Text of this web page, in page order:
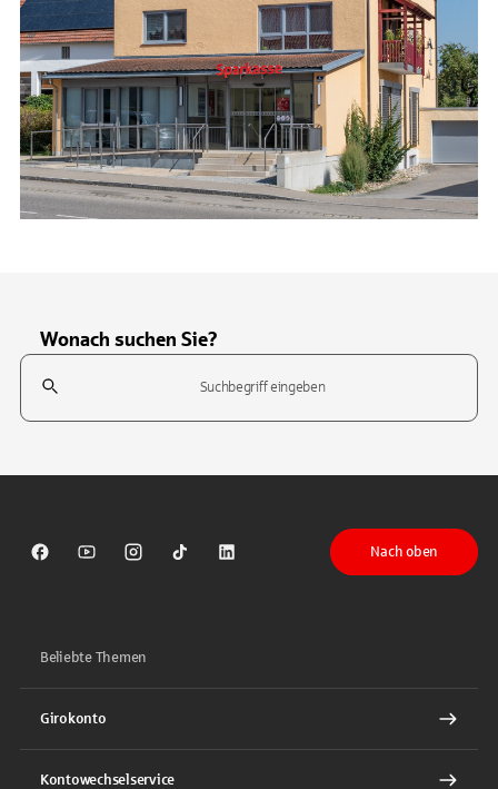
Wonach suchen Sie?
Suchfeld
Sparkasse auf Facebook
Sparkasse auf Youtube
Sparkasse auf Instagram
Sparkasse auf TikTok
Sparkasse auf LinkedIn
Nach oben
Beliebte Themen
Girokonto
Kontowechselservice